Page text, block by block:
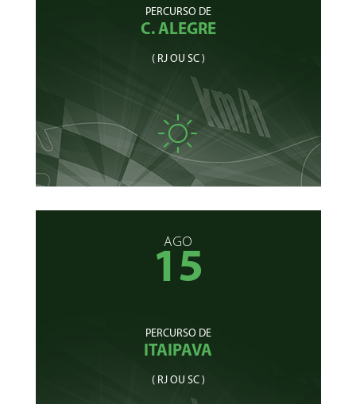
PERCURSO DE
C. ALEGRE
( RJ OU SC )
AGO
15
PERCURSO DE
ITAIPAVA
( RJ OU SC )